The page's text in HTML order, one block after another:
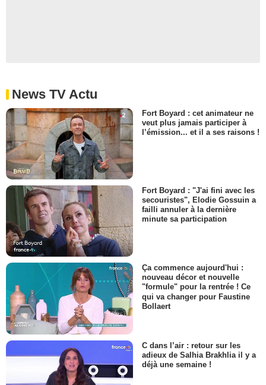
News TV Actu
Fort Boyard : cet animateur ne
veut plus jamais participer à
l’émission... et il a ses raisons !
Fort Boyard : "J'ai fini avec les
secouristes", Elodie Gossuin a
failli annuler à la dernière
minute sa participation
Ça commence aujourd'hui :
nouveau décor et nouvelle
"formule" pour la rentrée ! Ce
qui va changer pour Faustine
Bollaert
C dans l’air : retour sur les
adieux de Salhia Brakhlia il y a
déjà une semaine !